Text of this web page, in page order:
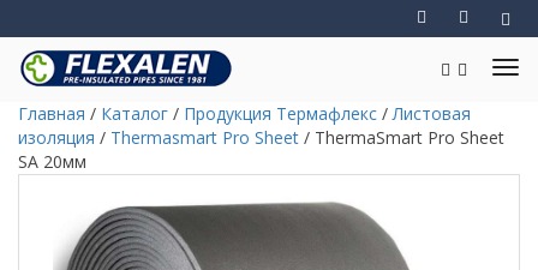
Главная / Каталог / Продукция Термафлекс /Листовая
изоляция / Thermasmart Pro Sheet / ThermaSmart Pro Sheet
SA 20мм